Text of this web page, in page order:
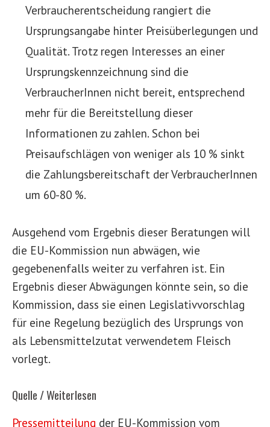
Verbraucherentscheidung rangiert die
Ursprungsangabe hinter Preisüberlegungen und
Qualität. Trotz regen Interesses an einer
Ursprungskennzeichnung sind die
VerbraucherInnen nicht bereit, entsprechend
mehr für die Bereitstellung dieser
Informationen zu zahlen. Schon bei
Preisaufschlägen von weniger als 10 % sinkt
die Zahlungsbereitschaft der VerbraucherInnen
um 60-80 %.
Ausgehend vom Ergebnis dieser Beratungen will
die EU-Kommission nun abwägen, wie
gegebenenfalls weiter zu verfahren ist. Ein
Ergebnis dieser Abwägungen könnte sein, so die
Kommission, dass sie einen Legislativvorschlag
für eine Regelung bezüglich des Ursprungs von
als Lebensmittelzutat verwendetem Fleisch
vorlegt.
Quelle / Weiterlesen
Pressemitteilung der EU-Kommission vom